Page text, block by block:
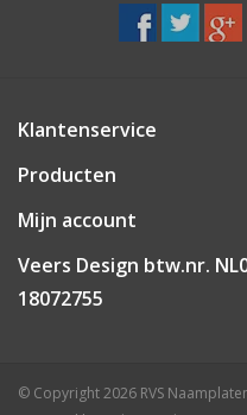
Klantenservice
Producten
Mijn account
Veers Design btw.nr.
18072755
© Copyright 2026 RVS